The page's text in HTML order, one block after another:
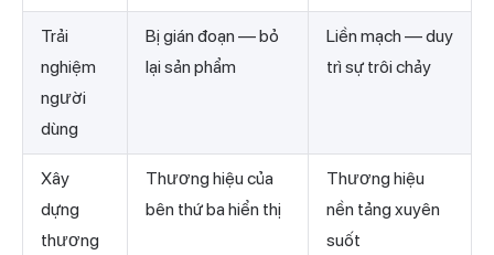
Trải
nghiệm
người
dùng
Bị gián đoạn — bỏ
lại sản phẩm
Liền mạch — duy
trì sự trôi chảy
Xây
dựng
thương
Thương hiệu của
bên thứ ba hiển thị
Thương hiệu
nền tảng xuyên
suốt